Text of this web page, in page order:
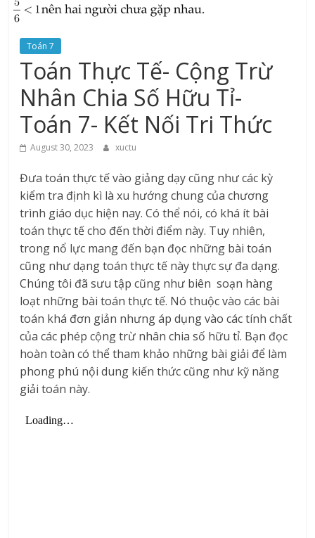
Toán 7
Toán Thực Tế- Cộng Trừ
Nhân Chia Số Hữu Tỉ-
Toán 7- Kết Nối Tri Thức
August 30, 2023 xuctu
Đưa toán thực tế vào giảng dạy cũng như các kỳ
kiểm tra định kì là xu hướng chung của chương
trình giáo dục hiện nay. Có thể nói, có khá ít bài
toán thực tế cho đến thời điểm này. Tuy nhiên,
trong nổ lực mang đến bạn đọc những bài toán
cũng như dạng toán thực tế này thực sự đa dạng.
Chúng tôi đã sưu tập cũng như biên soạn hàng
loạt những bài toán thực tế. Nó thuộc vào các bài
toán khá đơn giản nhưng áp dụng vào các tính chất
của các phép cộng trừ nhân chia số hữu tỉ. Bạn đọc
hoàn toàn có thể tham khảo những bài giải để làm
phong phú nội dung kiến thức cũng như kỹ năng
giải toán này.